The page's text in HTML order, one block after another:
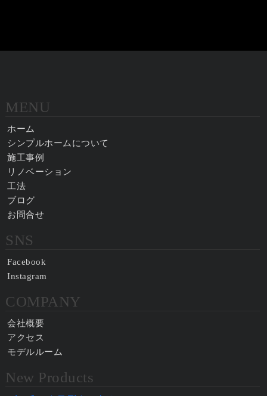
MENU
ホーム
シンプルホームについて
施工事例
リノベーション
工法
ブログ
お問合せ
SNS
Facebook
Instagram
COMPANY
会社概要
アクセス
モデルルーム
New Products